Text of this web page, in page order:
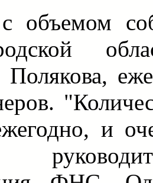
объемом
Полякова,
и